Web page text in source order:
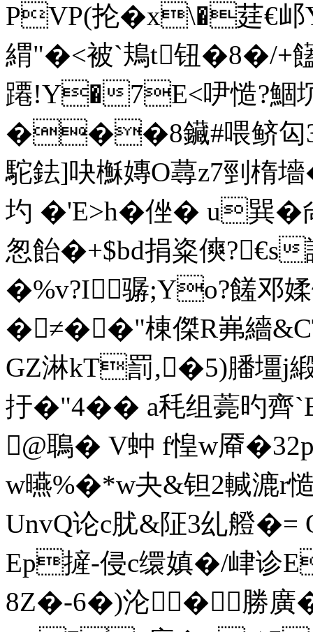
PVP(抡�x\�莛€
緭"�<被`鳺t钮�8�/+
蹮!Y�7E<吚慥?鯝
���8鑶#喂鲚匃3
駝鉣]吷櫯嫥O蕁z7剄楕墻
圴 �'E>h�侳� u巽�
怱飴�+$bd捐粢傸?€s
�%v?I骣;Yo?饈邓媃
�≠��"棟傑R岪繬
GZ淋kT罰,�5)膰壃j
扜�"4�� a秏组薧旳齊`B
@鵈� V蚛 f惶w厣
w曣%�*w夬&钽2輱漉r慥
UnvQ论c肬&阷3乣艠
Ep摌-侵c缳嫃�/峍诊E
8Z�-6�)沦�勝